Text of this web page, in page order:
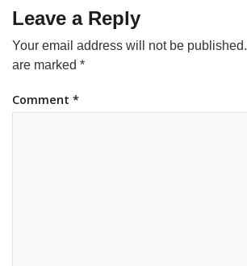
Leave a Reply
Your email address will not be published.
are marked *
Comment *